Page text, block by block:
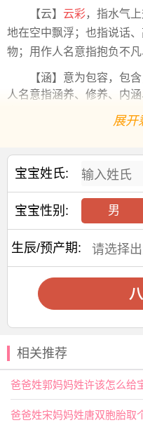
【云】 云彩，指水气
地在空中飘浮；也指说话
物；用作人名意指抱负不凡
【涵】意为包容，包
人名意指涵养、修养、内
【念】指惦记、想念
不忘之义；
【清】指纯洁、清明
名意指明白、清正廉明、
高姓宝宝起名
【疏】疏意为去掉阻
度、心胸宽广之义。
丽、迷人、温柔贤惠之义；
高姓宝宝取名
【元清】 【东璟】 【
展开
宝宝姓氏:
宝宝性别: 男
生辰/预产期:
相关推荐
爸爸姓郭妈妈姓许该怎么给
爸爸姓宋妈妈姓唐双胞胎取